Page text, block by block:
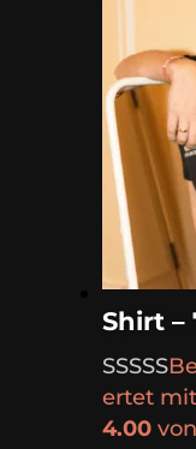
Shirt –
ertet mit
4.00